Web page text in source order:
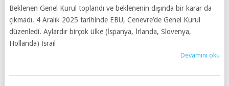
Beklenen Genel Kurul toplandı ve beklenenin dışında bir karar da
çıkmadı. 4 Aralık 2025 tarihinde EBU, Cenevre’de Genel Kurul
düzenledi. Aylardır birçok ülke (İspanya, İrlanda, Slovenya,
Hollanda) İsrail
Devamını oku